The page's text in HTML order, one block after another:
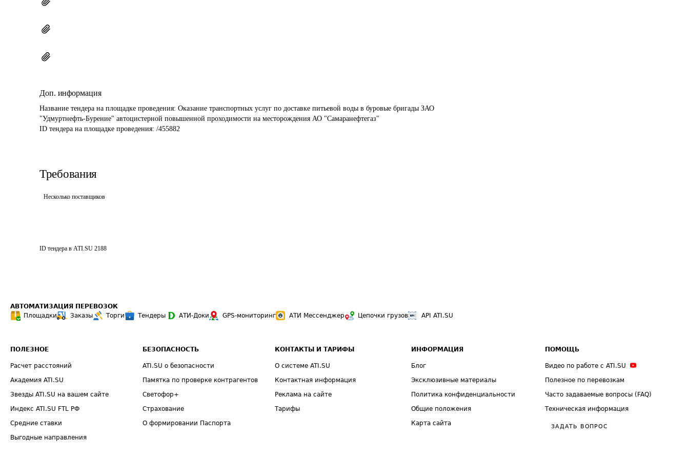
Доп. информация
Название тендера на площадке проведения: Оказание транспортных услуг по доставке питьевой воды в буровые бригады ЗАО
"Удмуртнефть-Бурение" автоцистерной повышенной проходимости на месторождения АО "Самаранефтегаз"
ID тендера на площадке проведения: /455882
Требования
Несколько поставщиков
ID тендера в ATI.SU 2188
АВТОМАТИЗАЦИЯ ПЕРЕВОЗОК
Площадки
Заказы Торги Тендеры АТИ-Доки GPS-мониторинг АТИ Мессенджер Цепочки грузов API ATI.SU
ПОЛЕЗНОЕ
Расчет расстояний
Академия ATI.SU
Звезды ATI.SU на вашем сайте
Индекс ATI.SU FTL РФ
Средние ставки
Выгодные направления
БЕЗОПАСНОСТЬ
ATI.SU о безопасности
Памятка по проверке контрагентов
Светофор+
Страхование
О формировании Паспорта
КОНТАКТЫ И ТАРИФЫ
О системе ATI.SU
Контактная информация
Реклама на сайте
Тарифы
ИНФОРМАЦИЯ
Блог
Эксклюзивные материалы
Политика конфиденциальности
Общие положения
Карта сайта
ПОМОЩЬ
Видео по работе с ATI.SU
Полезное по перевозкам
Часто задаваемые вопросы (FAQ)
Техническая информация
ЗАДАТЬ ВОПРОС